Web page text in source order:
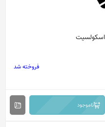
اسکولسیت
فروخته شد
ناموجود